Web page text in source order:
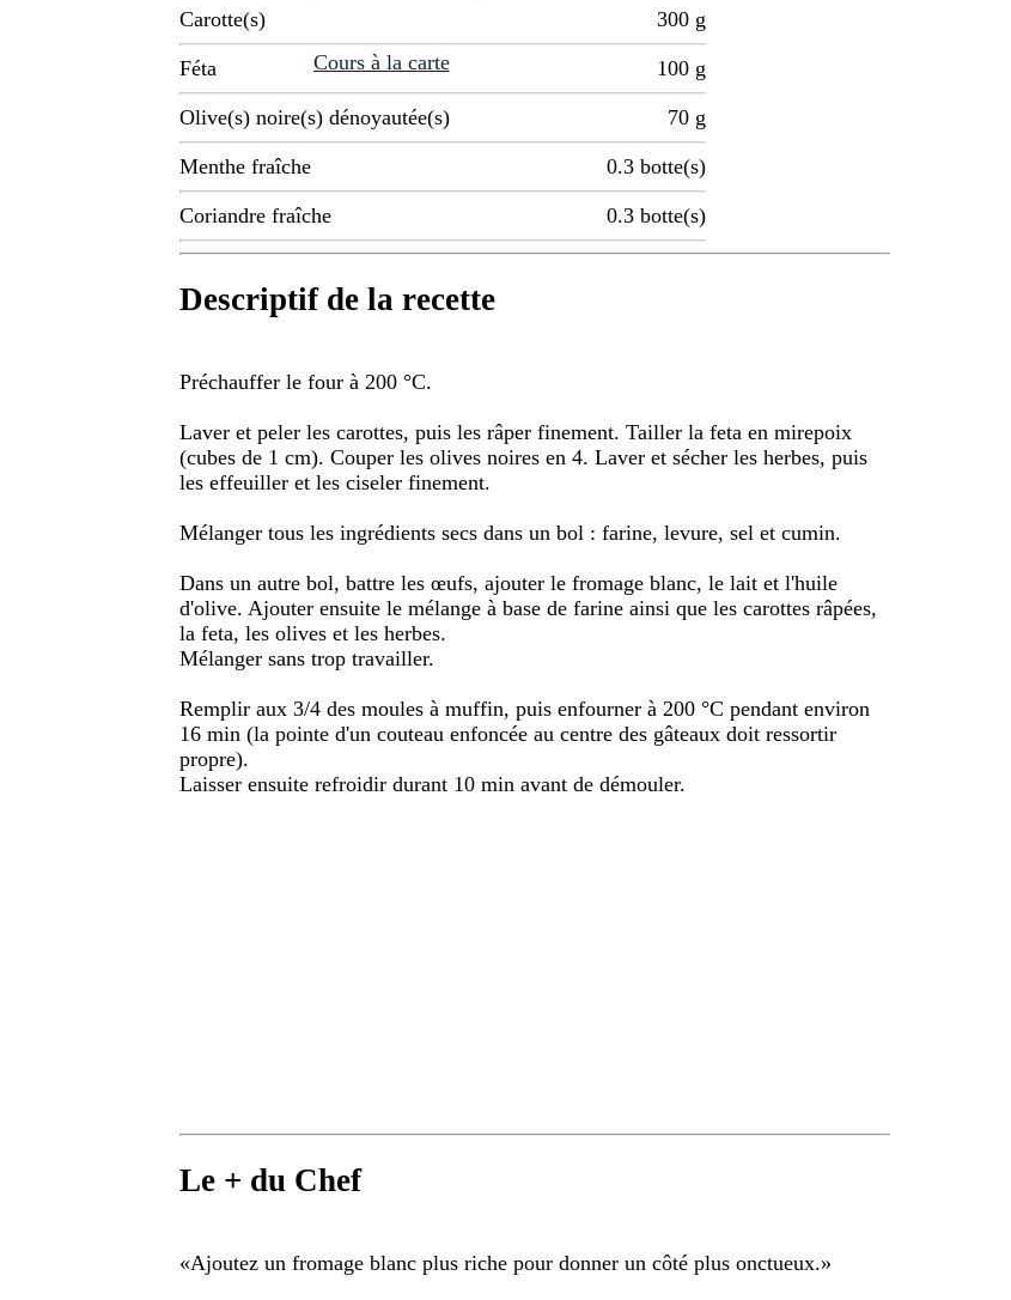
Cours à la carte
Carotte(s)
300 g
Féta 100 g
Olive(s) noire(s) dénoyautée(s) 70 g
Menthe fraîche 0.3 botte(s)
Coriandre fraîche 0.3 botte(s)
Descriptif de la recette
Préchauffer le four à 200 °C.
Laver et peler les carottes, puis les râper finement. Tailler la feta en mirepoix
(cubes de 1 cm). Couper les olives noires en 4. Laver et sécher les herbes, puis
les effeuiller et les ciseler finement.
Mélanger tous les ingrédients secs dans un bol : farine, levure, sel et cumin.
Dans un autre bol, battre les œufs, ajouter le fromage blanc, le lait et l'huile
d'olive. Ajouter ensuite le mélange à base de farine ainsi que les carottes râpées,
la feta, les olives et les herbes.
Mélanger sans trop travailler.
Remplir aux 3/4 des moules à muffin, puis enfourner à 200 °C pendant environ
16 min (la pointe d'un couteau enfoncée au centre des gâteaux doit ressortir
propre).
Laisser ensuite refroidir durant 10 min avant de démouler.
Le + du Chef
«Ajoutez un fromage blanc plus riche pour donner un côté plus onctueux.»